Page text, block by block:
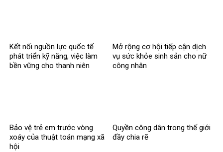
Kết nối nguồn lực quốc tế
phát triển kỹ năng, việc làm
bền vững cho thanh niên
Mở rộng cơ hội tiếp cận dịch
vụ sức khỏe sinh sản cho nữ
công nhân
Bảo vệ trẻ em trước vòng
xoáy của thuật toán mạng xã
hội
Quyền công dân trong thế giới
đầy chia rẽ